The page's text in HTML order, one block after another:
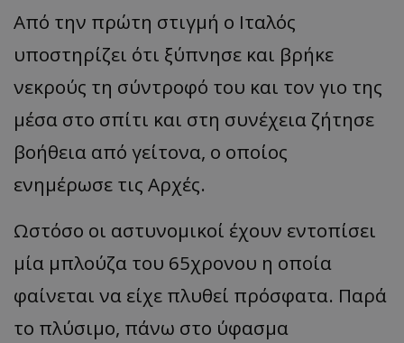
Από την πρώτη στιγμή ο Ιταλός
υποστηρίζει ότι ξύπνησε και βρήκε
νεκρούς τη σύντροφό του και τον γιο της
μέσα στο σπίτι και στη συνέχεια ζήτησε
βοήθεια από γείτονα, ο οποίος
ενημέρωσε τις Αρχές.
Ωστόσο οι αστυνομικοί έχουν εντοπίσει
μία μπλούζα του 65χρονου η οποία
φαίνεται να είχε πλυθεί πρόσφατα. Παρά
το πλύσιμο, πάνω στο ύφασμα